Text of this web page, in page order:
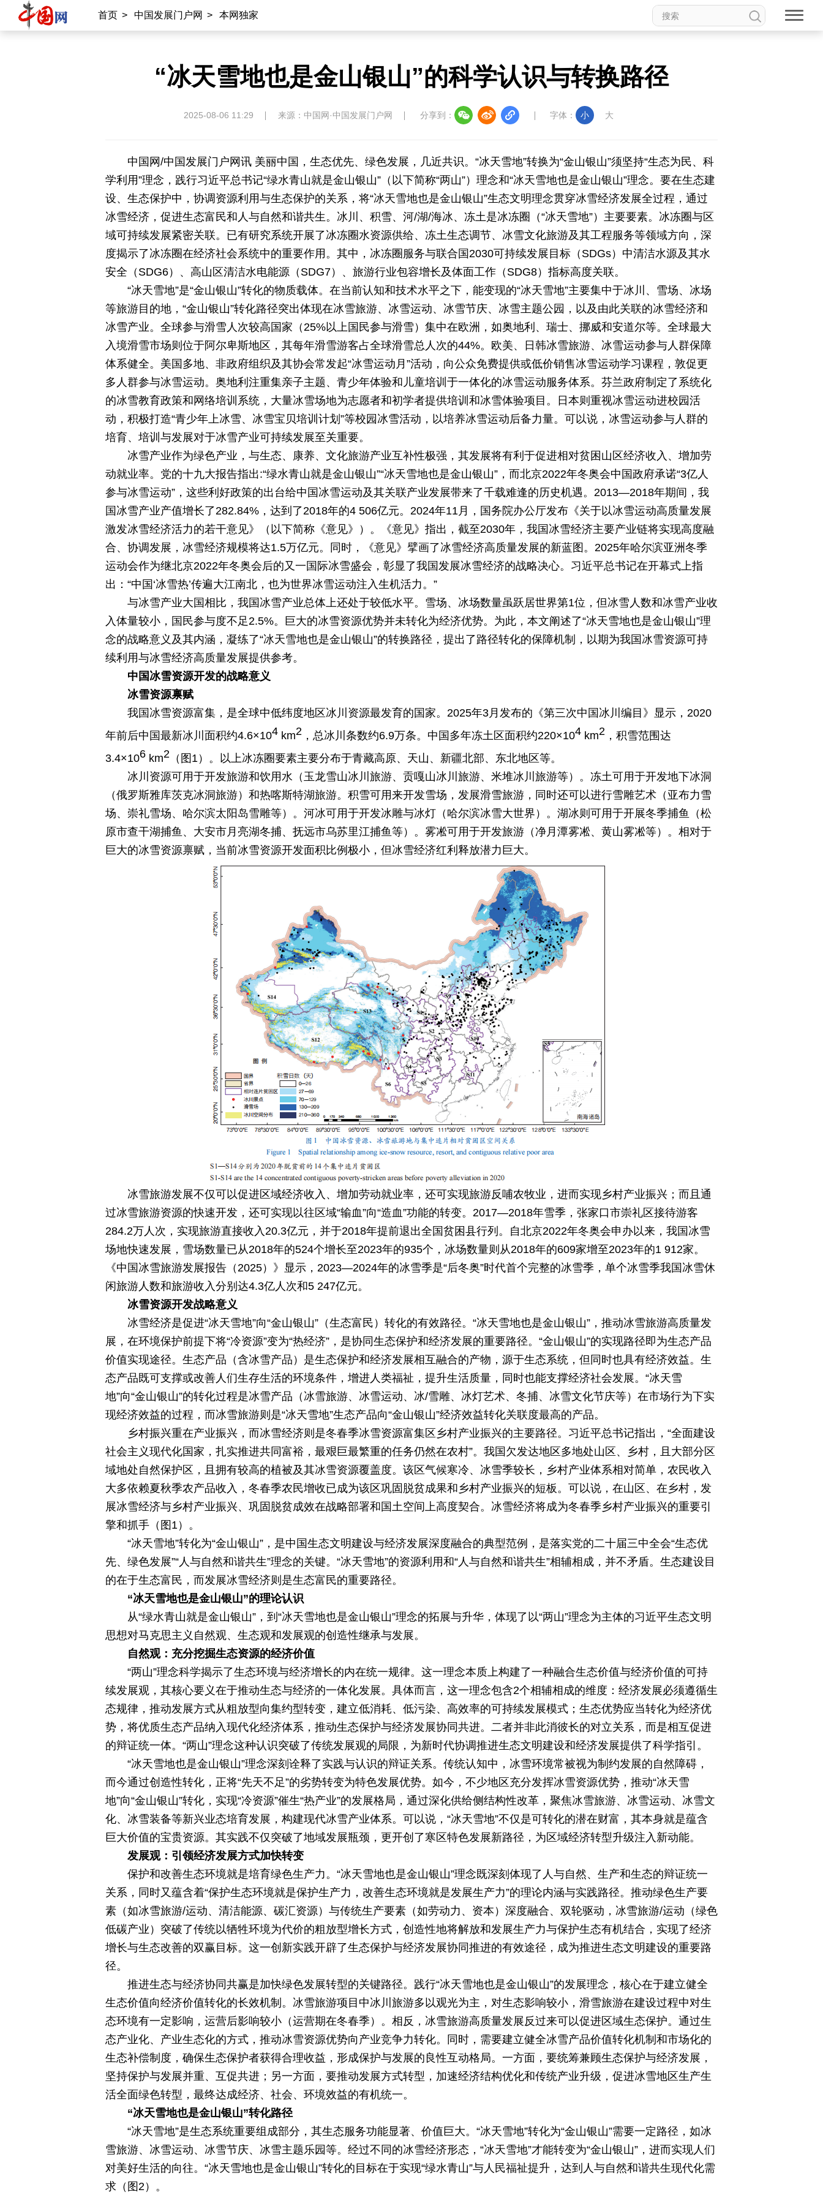
首页 > 中国发展门户网 > 本网独家
“冰天雪地也是金山银山”的科学认识与转换路径
2025-08-06 11:29 来源：中国网·中国发展门户网 分享到： 字体： 小 大
中国网/中国发展门户网讯 美丽中国，生态优先、绿色发展，几近共识。“冰天雪地”转换为“金山银山”须坚持“生态为民、科
学利用”理念，践行习近平总书记“绿水青山就是金山银山”（以下简称“两山”）理念和“冰天雪地也是金山银山”理念。要在生态建
设、生态保护中，协调资源利用与生态保护的关系，将“冰天雪地也是金山银山”生态文明理念贯穿冰雪经济发展全过程，通过
冰雪经济，促进生态富民和人与自然和谐共生。冰川、积雪、河/湖/海冰、冻土是冰冻圈（“冰天雪地”）主要要素。冰冻圈与区
域可持续发展紧密关联。已有研究系统开展了冰冻圈水资源供给、冻土生态调节、冰雪文化旅游及其工程服务等领域方向，深
度揭示了冰冻圈在经济社会系统中的重要作用 。其中，冰冻圈服务与联合国2030可持续发展目标（SDGs）中清洁水源及其水
安全（SDG6）、高山区清洁水电能源（SDG7）、旅游行业包容增长及体面工作（SDG8）指标高度关联。
“冰天雪地”是“金山银山”转化的物质载体。在当前认知和技术水平之下，能变现的“冰天雪地”主要集中于冰川、雪场、冰场
等旅游目的地，“金山银山”转化路径突出体现在冰雪旅游、冰雪运动、冰雪节庆、冰雪主题公园，以及由此关联的冰雪经济和
冰雪产业。全球参与滑雪人次较高国家（25%以上国民参与滑雪）集中在欧洲，如奥地利、瑞士、挪威和安道尔等。全球最大
入境滑雪市场则位于阿尔卑斯地区，其每年滑雪游客占全球滑雪总人次的44%。欧美、日韩冰雪旅游、冰雪运动参与人群保障
体系健全。美国多地、非政府组织及其协会常发起“冰雪运动月”活动，向公众免费提供或低价销售冰雪运动学习课程，敦促更
多人群参与冰雪运动。奥地利注重集亲子主题、青少年体验和儿童培训于一体化的冰雪运动服务体系。芬兰政府制定了系统化
的冰雪教育政策和网络培训系统，大量冰雪场地为志愿者和初学者提供培训和冰雪体验项目。日本则重视冰雪运动进校园活
动，积极打造“青少年上冰雪、冰雪宝贝培训计划”等校园冰雪活动，以培养冰雪运动后备力量。可以说，冰雪运动参与人群的
培育、培训与发展对于冰雪产业可持续发展至关重要。
冰雪产业作为绿色产业，与生态、康养、文化旅游产业互补性极强，其发展将有利于促进相对贫困山区经济收入、增加劳
动就业率。党的十九大报告指出:“绿水青山就是金山银山”“冰天雪地也是金山银山”，而北京2022年冬奥会中国政府承诺“3亿人
参与冰雪运动”，这些利好政策的出台给中国冰雪运动及其关联产业发展带来了千载难逢的历史机遇。2013—2018年期间，我
国冰雪产业产值增长了282.84%，达到了2018年的4 506亿元。2024年11月，国务院办公厅发布《关于以冰雪运动高质量发展
激发冰雪经济活力的若干意见》（以下简称《意见》）。《意见》指出，截至2030年，我国冰雪经济主要产业链将实现高度融
合、协调发展，冰雪经济规模将达1.5万亿元。同时，《意见》擘画了冰雪经济高质量发展的新蓝图。2025年哈尔滨亚洲冬季
运动会作为继北京2022年冬奥会后的又一国际冰雪盛会，彰显了我国发展冰雪经济的战略决心。习近平总书记在开幕式上指
出：“中国‘冰雪热’传遍大江南北，也为世界冰雪运动注入生机活力。”
与冰雪产业大国相比，我国冰雪产业总体上还处于较低水平。雪场、冰场数量虽跃居世界第1位，但冰雪人数和冰雪产业收
入体量较小，国民参与度不足2.5%。巨大的冰雪资源优势并未转化为经济优势。为此，本文阐述了“冰天雪地也是金山银山”理
念的战略意义及其内涵，凝练了“冰天雪地也是金山银山”的转换路径，提出了路径转化的保障机制，以期为我国冰雪资源可持
续利用与冰雪经济高质量发展提供参考。
中国冰雪资源开发的战略意义
冰雪资源禀赋
我国冰雪资源富集，是全球中低纬度地区冰川资源最发育的国家。2025年3月发布的《第三次中国冰川编目》显示，2020
年前后中国最新冰川面积约4.6×104 km2 ，总冰川条数约6.9万条。中国多年冻土区面积约220×104 km2 ，积雪范围达
3.4×106 km2 （图1）。以上冰冻圈要素主要分布于青藏高原、天山、新疆北部、东北地区等。
冰川资源可用于开发旅游和饮用水（玉龙雪山冰川旅游、贡嘎山冰川旅游、米堆冰川旅游等）。冻土可用于开发地下冰洞
（俄罗斯雅库茨克冰洞旅游）和热喀斯特湖旅游。积雪可用来开发雪场，发展滑雪旅游，同时还可以进行雪雕艺术（亚布力雪
场、崇礼雪场、哈尔滨太阳岛雪雕等）。河冰可用于开发冰雕与冰灯（哈尔滨冰雪大世界）。湖冰则可用于开展冬季捕鱼（松
原市查干湖捕鱼、大安市月亮湖冬捕、抚远市乌苏里江捕鱼等）。雾凇可用于开发旅游（净月潭雾凇、黄山雾凇等）。相对于
巨大的冰雪资源禀赋，当前冰雪资源开发面积比例极小，但冰雪经济红利释放潜力巨大。
冰雪旅游发展不仅可以促进区域经济收入、增加劳动就业率，还可实现旅游反哺农牧业，进而实现乡村产业振兴；而且通
过冰雪旅游资源的快速开发，还可实现以往区域“输血”向“造血”功能的转变。2017—2018年雪季，张家口市崇礼区接待游客
284.2万人次，实现旅游直接收入20.3亿元，并于2018年提前退出全国贫困县行列。自北京2022年冬奥会申办以来，我国冰雪
场地快速发展，雪场数量已从2018年的524个增长至2023年的935个，冰场数量则从2018年的609家增至2023年的1 912家。
《中国冰雪旅游发展报告（2025）》显示，2023—2024年的冰雪季是“后冬奥”时代首个完整的冰雪季，单个冰雪季我国冰雪休
闲旅游人数和旅游收入分别达4.3亿人次和5 247亿元。
冰雪资源开发战略意义
冰雪经济是促进“冰天雪地”向“金山银山”（生态富民）转化的有效路径。“冰天雪地也是金山银山”，推动冰雪旅游高质量发
展，在环境保护前提下将“冷资源”变为“热经济”，是协同生态保护和经济发展的重要路径。“金山银山”的实现路径即为生态产品
价值实现途径。生态产品（含冰雪产品）是生态保护和经济发展相互融合的产物，源于生态系统，但同时也具有经济效益。生
态产品既可支撑或改善人们生存生活的环境条件，增进人类福祉，提升生活质量，同时也能支撑经济社会发展。“冰天雪
地”向“金山银山”的转化过程是冰雪产品（冰雪旅游、冰雪运动、冰/雪雕、冰灯艺术、冬捕、冰雪文化节庆等）在市场行为下实
现经济效益的过程，而冰雪旅游则是“冰天雪地”生态产品向“金山银山”经济效益转化关联度最高的产品。
乡村振兴重在产业振兴，而冰雪经济则是冬春季冰雪资源富集区乡村产业振兴的主要路径。习近平总书记指出，“全面建设
社会主义现代化国家，扎实推进共同富裕，最艰巨最繁重的任务仍然在农村”。我国欠发达地区多地处山区、乡村，且大部分区
域地处自然保护区，且拥有较高的植被及其冰雪资源覆盖度。该区气候寒冷、冰雪季较长，乡村产业体系相对简单，农民收入
大多依赖夏秋季农产品收入，冬春季农民增收已成为该区巩固脱贫成果和乡村产业振兴的短板。可以说，在山区、在乡村，发
展冰雪经济与乡村产业振兴、巩固脱贫成效在战略部署和国土空间上高度契合。冰雪经济将成为冬春季乡村产业振兴的重要引
擎和抓手（图1）。
“冰天雪地”转化为“金山银山”，是中国生态文明建设与经济发展深度融合的典型范例，是落实党的二十届三中全会“生态优
先、绿色发展”“人与自然和谐共生”理念的关键。“冰天雪地”的资源利用和“人与自然和谐共生”相辅相成，并不矛盾。生态建设目
的在于生态富民，而发展冰雪经济则是生态富民的重要路径。
“冰天雪地也是金山银山”的理论认识
从“绿水青山就是金山银山”，到“冰天雪地也是金山银山”理念的拓展与升华，体现了以“两山”理念为主体的习近平生态文明
思想对马克思主义自然观、生态观和发展观的创造性继承与发展。
自然观：充分挖掘生态资源的经济价值
“两山”理念科学揭示了生态环境与经济增长的内在统一规律。这一理念本质上构建了一种融合生态价值与经济价值的可持
续发展观，其核心要义在于推动生态与经济的一体化发展。具体而言，这一理念包含2个相辅相成的维度：经济发展必须遵循生
态规律，推动发展方式从粗放型向集约型转变，建立低消耗、低污染、高效率的可持续发展模式；生态优势应当转化为经济优
势，将优质生态产品纳入现代化经济体系，推动生态保护与经济发展协同共进。二者并非此消彼长的对立关系，而是相互促进
的辩证统一体。“两山”理念这种认识突破了传统发展观的局限，为新时代协调推进生态文明建设和经济发展提供了科学指引。
“冰天雪地也是金山银山”理念深刻诠释了实践与认识的辩证关系。传统认知中，冰雪环境常被视为制约发展的自然障碍，
而今通过创造性转化，正将“先天不足”的劣势转变为特色发展优势。如今，不少地区充分发挥冰雪资源优势，推动“冰天雪
地”向“金山银山”转化，实现“冷资源”催生“热产业”的发展格局，通过深化供给侧结构性改革，聚焦冰雪旅游、冰雪运动、冰雪文
化、冰雪装备等新兴业态培育发展，构建现代冰雪产业体系。可以说，“冰天雪地”不仅是可转化的潜在财富，其本身就是蕴含
巨大价值的宝贵资源。其实践不仅突破了地域发展瓶颈，更开创了寒区特色发展新路径，为区域经济转型升级注入新动能。
发展观：引领经济发展方式加快转变
保护和改善生态环境就是培育绿色生产力。“冰天雪地也是金山银山”理念既深刻体现了人与自然、生产和生态的辩证统一
关系，同时又蕴含着“保护生态环境就是保护生产力，改善生态环境就是发展生产力”的理论内涵与实践路径。推动绿色生产要
素（如冰雪旅游/运动、清洁能源、碳汇资源）与传统生产要素（如劳动力、资本）深度融合、双轮驱动，冰雪旅游/运动（绿色
低碳产业）突破了传统以牺牲环境为代价的粗放型增长方式，创造性地将解放和发展生产力与保护生态有机结合，实现了经济
增长与生态改善的双赢目标。这一创新实践开辟了生态保护与经济发展协同推进的有效途径，成为推进生态文明建设的重要路
径。
推进生态与经济协同共赢是加快绿色发展转型的关键路径。践行“冰天雪地也是金山银山”的发展理念，核心在于建立健全
生态价值向经济价值转化的长效机制。冰雪旅游项目中冰川旅游多以观光为主，对生态影响较小，滑雪旅游在建设过程中对生
态环境有一定影响，运营后影响较小（运营期在冬春季）。相反，冰雪旅游高质量发展反过来可以促进区域生态保护。通过生
态产业化、产业生态化的方式，推动冰雪资源优势向产业竞争力转化。同时，需要建立健全冰雪产品价值转化机制和市场化的
生态补偿制度，确保生态保护者获得合理收益，形成保护与发展的良性互动格局。一方面，要统筹兼顾生态保护与经济发展，
坚持保护与发展并重、互促共进；另一方面，要推动发展方式转型，加速经济结构优化和传统产业升级，促进冰雪地区生产生
活全面绿色转型，最终达成经济、社会、环境效益的有机统一。
“冰天雪地也是金山银山”转化路径
“冰天雪地”是生态系统重要组成部分，其生态服务功能显著、价值巨大。“冰天雪地”转化为“金山银山”需要一定路径，如冰
雪旅游、冰雪运动、冰雪节庆、冰雪主题乐园等。经过不同的冰雪经济形态，“冰天雪地”才能转变为“金山银山”，进而实现人们
对美好生活的向往。“冰天雪地也是金山银山”转化的目标在于实现“绿水青山”与人民福祉提升，达到人与自然和谐共生现代化需
求（图2）。